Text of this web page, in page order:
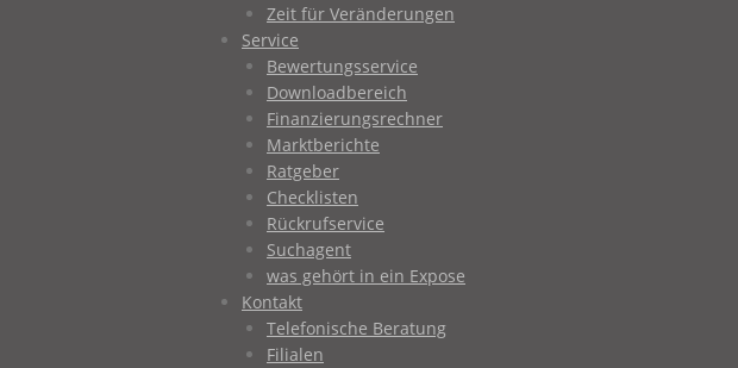
Zeit für Veränderungen
Service
Bewertungsservice
Downloadbereich
Finanzierungsrechner
Marktberichte
Ratgeber
Checklisten
Rückrufservice
Suchagent
was gehört in ein Expose
Kontakt
Telefonische Beratung
Filialen